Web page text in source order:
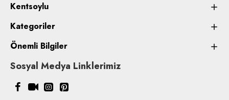
Kentsoylu
Kategoriler
Önemli Bilgiler
Sosyal Medya Linklerimiz